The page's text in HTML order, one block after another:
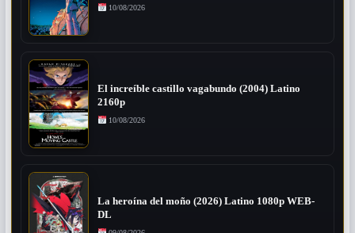
10/08/2026
El increíble castillo vagabundo (2004) Latino
2160p
10/08/2026
La heroína del moño (2026) Latino 1080p WEB-
DL